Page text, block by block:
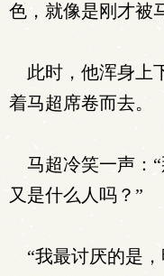
色，就像是刚才被
此时，他浑身上
着马超席卷而去。
马超冷笑一声：“
又是什么人吗？”
“我最讨厌的是，